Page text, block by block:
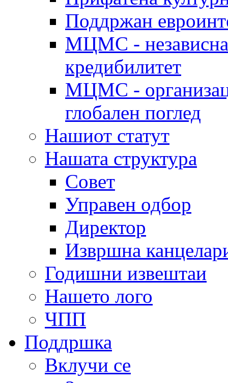
Поддржан
МЦМС - независна
кредибилитет
МЦМС -
глобален поглед
Нашиот статут
Нашата структура
Совет
Управен одбор
Директор
Извршна
Годишни извештаи
Нашето лого
ЧПП
Поддршка
Вклучи се